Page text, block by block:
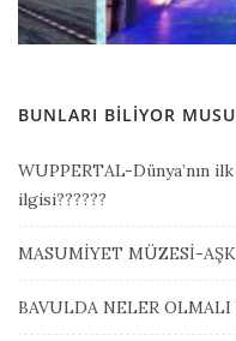
BUNLARI BILIYOR
WUPPERTAL-Dünya’nın
ilgisi??????
MASUMİYET MÜZESİ-
BAVULDA NELER